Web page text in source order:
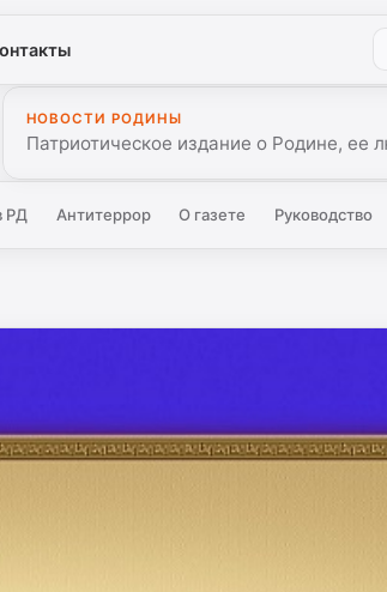
НОВОСТИ РОДИНЫ
Патриотическое издание о Родине, ее
РД Антитеррор О газете Руководство